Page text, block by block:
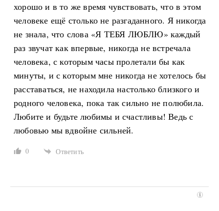
хорошо и в то же время чувствовать, что в этом
человеке ещё столько не разгаданного. Я никогда
не знала, что слова «Я ТЕБЯ ЛЮБЛЮ» каждый
раз звучат как впервые, никогда не встречала
человека, с которым часы пролетали бы как
минуты, и с которым мне никогда не хотелось бы
расставаться, не находила настолько близкого и
родного человека, пока так сильно не полюбила.
Любите и будьте любимы и счастливы! Ведь с
любовью мы вдвойне сильней.
0 Ответить